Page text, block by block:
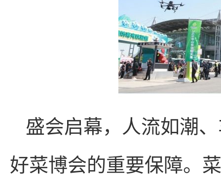
盛会启幕，人流如潮
好菜博会的重要保障。